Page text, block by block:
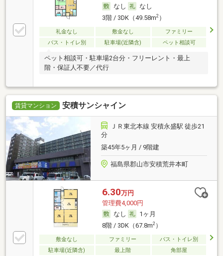
なし
なし
3階 / 3DK（49.58m2）
礼金なし 敷金なし
ファミリー
バス・トイレ別
駐車場(近隣含) ペット相談可
ペット相談可・駐車場2台分・フリーレント・最上
階・保証人不要／代行
賃貸マンション 安積サンシャイン
ＪＲ東北本線 安積永盛駅 徒歩21
分
築45年5ヶ月 / 9階建
福島県郡山市安積荒井本町
6.30万円
管理費4,000円
なし
1ヶ月
8階 / 3DK（67.8m2）
敷金なし ファミリー
バス・トイレ別
駐車場(近隣含)
最上階 角部屋